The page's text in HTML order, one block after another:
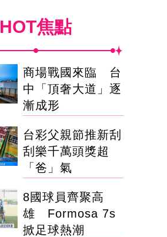
HOT焦點
商場戰國來臨 台
中「頂奢大道」逐
漸成形
台彩父親節推新刮
刮樂千萬頭獎超
「爸」氣
8國球員齊聚高
雄 Formosa 7s
掀足球熱潮